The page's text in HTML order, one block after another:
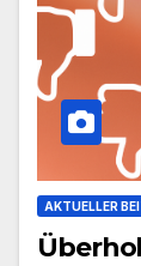
AKTUELLER